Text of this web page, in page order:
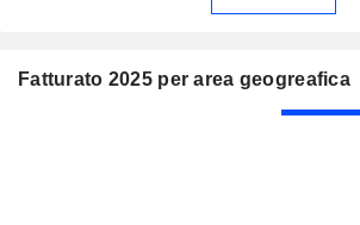
Fatturato 2025 per area geogreafica